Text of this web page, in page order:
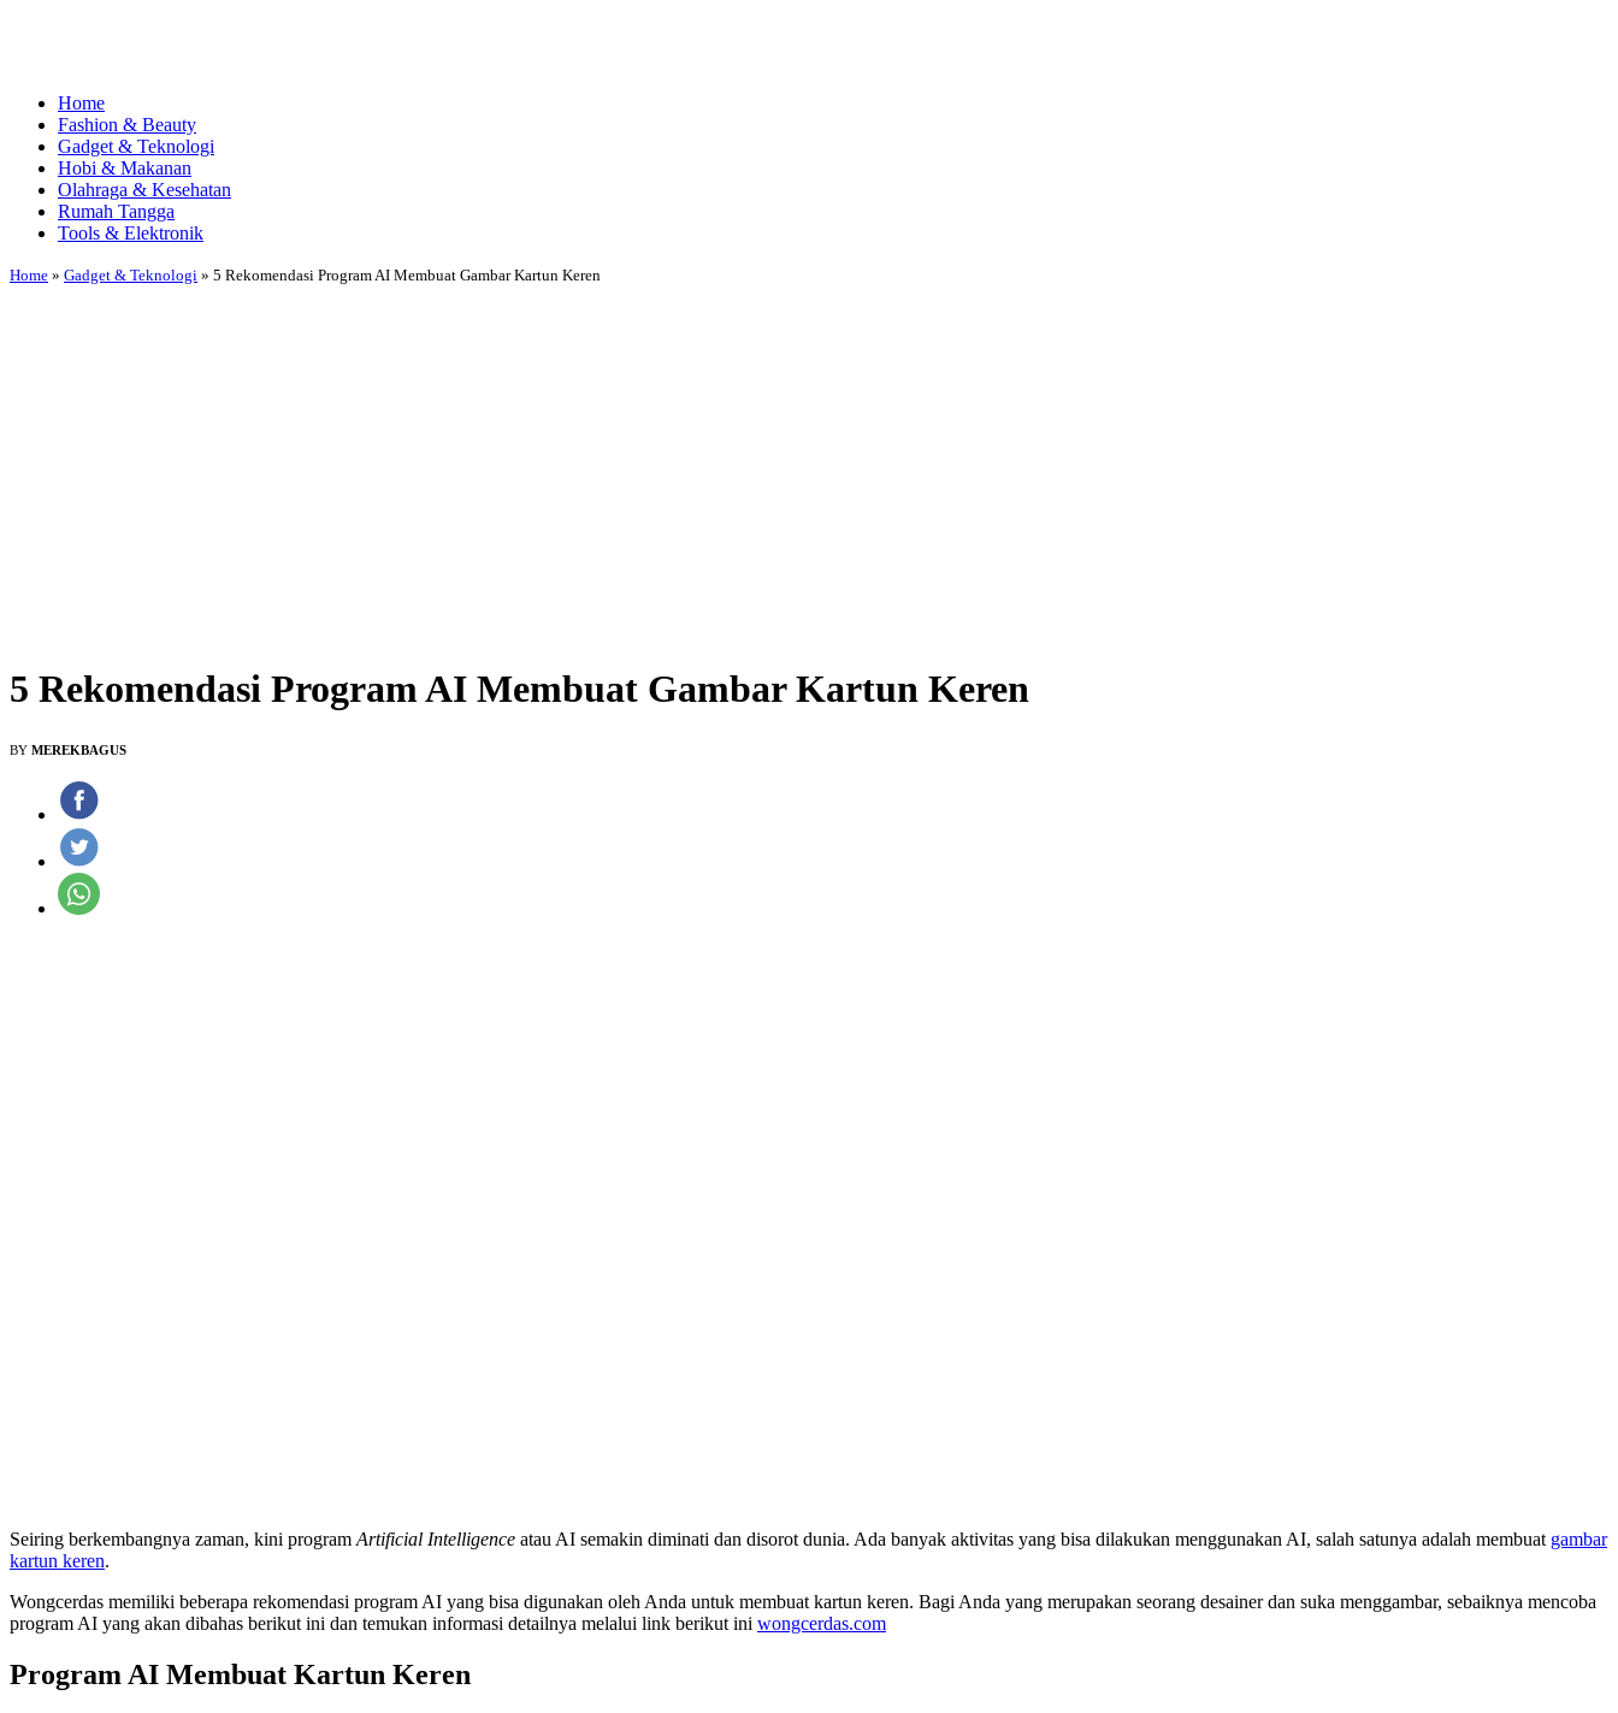
Home
Fashion & Beauty
Gadget & Teknologi
Hobi & Makanan
Olahraga & Kesehatan
Rumah Tangga
Tools & Elektronik
Home » Gadget & Teknologi » 5 Rekomendasi Program AI Membuat Gambar Kartun Keren
5 Rekomendasi Program AI Membuat Gambar Kartun Keren
BY MEREKBAGUS
Seiring berkembangnya zaman, kini program Artificial Intelligence atau AI semakin diminati dan disorot dunia. Ada banyak aktivitas yang bisa dilakukan menggunakan AI, salah satunya adalah membuat gambar
kartun keren.
Wongcerdas memiliki beberapa rekomendasi program AI yang bisa digunakan oleh Anda untuk membuat kartun keren. Bagi Anda yang merupakan seorang desainer dan suka menggambar, sebaiknya mencoba
program AI yang akan dibahas berikut ini dan temukan informasi detailnya melalui link berikut ini wongcerdas.com
Program AI Membuat Kartun Keren